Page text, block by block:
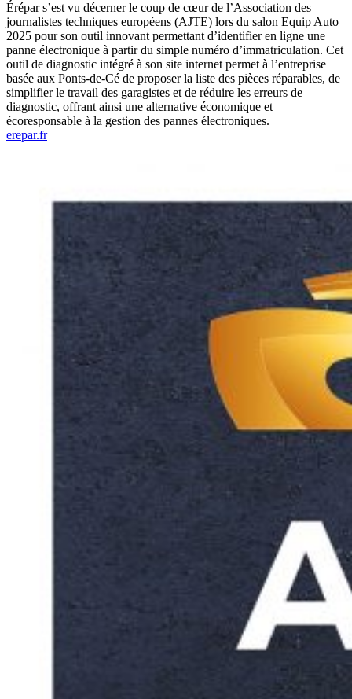
Érépar s’est vu décerner le coup de cœur de l’Association des
journalistes techniques européens (AJTE) lors du salon Equip Auto
2025 pour son outil innovant permettant d’identifier en ligne une
panne électronique à partir du simple numéro d’immatriculation. Cet
outil de diagnostic intégré à son site internet permet à l’entreprise
basée aux Ponts-de-Cé de proposer la liste des pièces réparables, de
simplifier le travail des garagistes et de réduire les erreurs de
diagnostic, offrant ainsi une alternative économique et
écoresponsable à la gestion des pannes électroniques.
erepar.fr